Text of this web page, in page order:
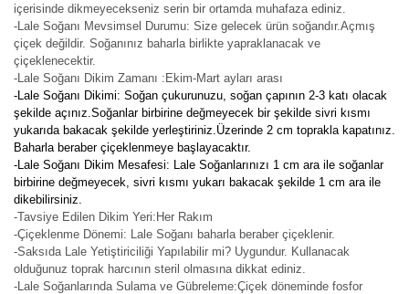
içerisinde dikmeyecekseniz serin bir ortamda muhafaza ediniz.
-Lale Soğanı Mevsimsel Durumu: Size gelecek ürün soğandır.Açmış
çiçek değildir. Soğanınız baharla birlikte yapraklanacak ve
çiçeklenecektir.
-Lale Soğanı Dikim Zamanı :Ekim-Mart ayları arası
-Lale Soğanı Dikimi: Soğan çukurunuzu, soğan çapının 2-3 katı olacak
şekilde açınız.Soğanlar birbirine değmeyecek bir şekilde sivri kısmı
yukarıda bakacak şekilde yerleştiriniz.Üzerinde 2 cm toprakla kapatınız.
Baharla beraber çiçeklenmeye başlayacaktır.
-Lale Soğanı Dikim Mesafesi: Lale Soğanlarınızı 1 cm ara ile soğanlar
birbirine değmeyecek, sivri kısmı yukarı bakacak şekilde 1 cm ara ile
dikebilirsiniz.
-Tavsiye Edilen Dikim Yeri:Her Rakım
-Çiçeklenme Dönemi: Lale Soğanı baharla beraber çiçeklenir.
-Saksıda Lale Yetiştiriciliği Yapılabilir mi? Uygundur. Kullanacak
olduğunuz toprak harcının steril olmasına dikkat ediniz.
-Lale Soğanlarında Sulama ve Gübreleme:Çiçek döneminde fosfor